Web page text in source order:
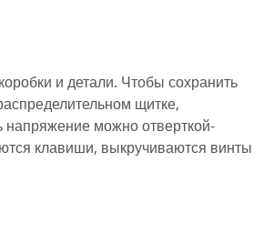
и детали. Чтобы сохранить
щитке,
напряжение можно отверткой-
клавиши, выкручиваются винты